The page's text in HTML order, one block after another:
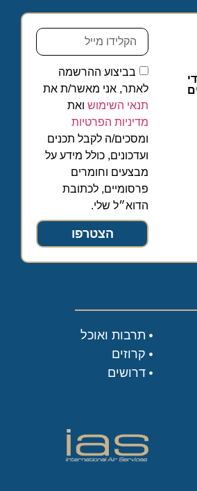
בביצוע ההרשמה
לאתר, אני מאשר/ת את
תנאי השימושואת
מדיניות הפרטיות
ומסכים/ה לקבל תכנים
ועדכונים, כולל מידע על
מבצעים וחומרים
פרסומיים, לכתובת
הדוא״ל שלי.
הצטרפו
תרבות ואוכל
קרוזים
דרושים